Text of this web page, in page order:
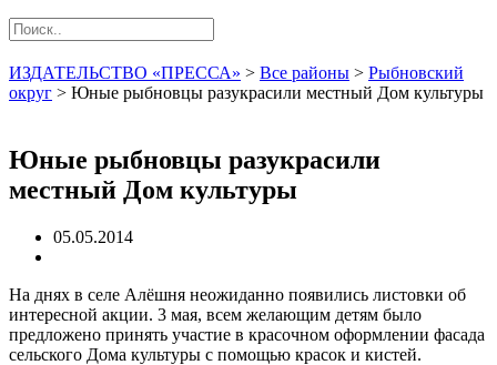
ИЗДАТЕЛЬСТВО «ПРЕССА» > Все районы > Рыбновский
округ > Юные рыбновцы разукрасили местный Дом культуры
Юные рыбновцы разукрасили
местный Дом культуры
05.05.2014
На днях в селе Алёшня неожиданно появились листовки об
интересной акции. 3 мая, всем желающим детям было
предложено принять участие в красочном оформлении фасада
сельского Дома культуры с помощью красок и кистей.